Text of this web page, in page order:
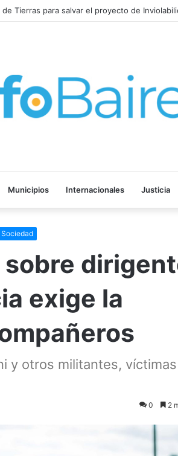
Tierras para salvar el proyecto de
Municipios Internacionales Justicia
Sociedad
exige la
y otros militantes,
0 2